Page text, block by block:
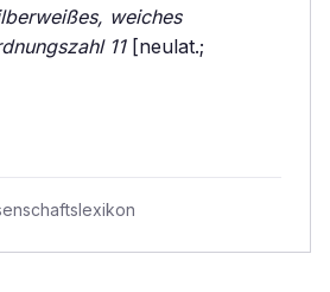
weiches
11[neulat.;